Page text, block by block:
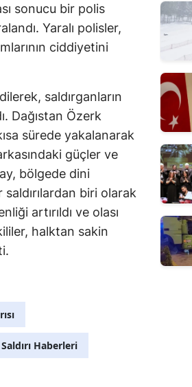
sonucu bir polis
Yaralı polisler,
ciddiyetini
saldırganların
Dağıstan Özerk
sürede yakalanarak
güçler ve
bölgede dini
saldırılardan biri olarak
artırıldı ve olası
halktan sakin
Haberleri